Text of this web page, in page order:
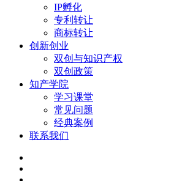
IP孵化
专利转让
商标转让
创新创业
双创与知识产权
双创政策
知产学院
学习课堂
常见问题
经典案例
联系我们